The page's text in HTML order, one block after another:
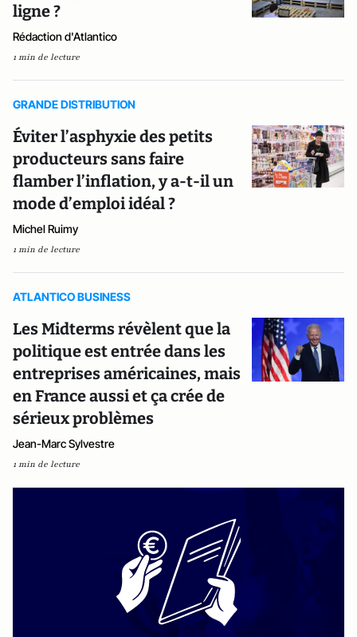
ligne ?
Rédaction d'Atlantico
1 min de lecture
GRANDE DISTRIBUTION
Éviter l’asphyxie des petits
producteurs sans faire
flamber l’inflation, y a-t-il un
mode d’emploi idéal ?
Michel Ruimy
1 min de lecture
ATLANTICO BUSINESS
Les Midterms révèlent que la
politique est entrée dans les
entreprises américaines, mais
en France aussi et ça crée de
sérieux problèmes
Jean-Marc Sylvestre
1 min de lecture